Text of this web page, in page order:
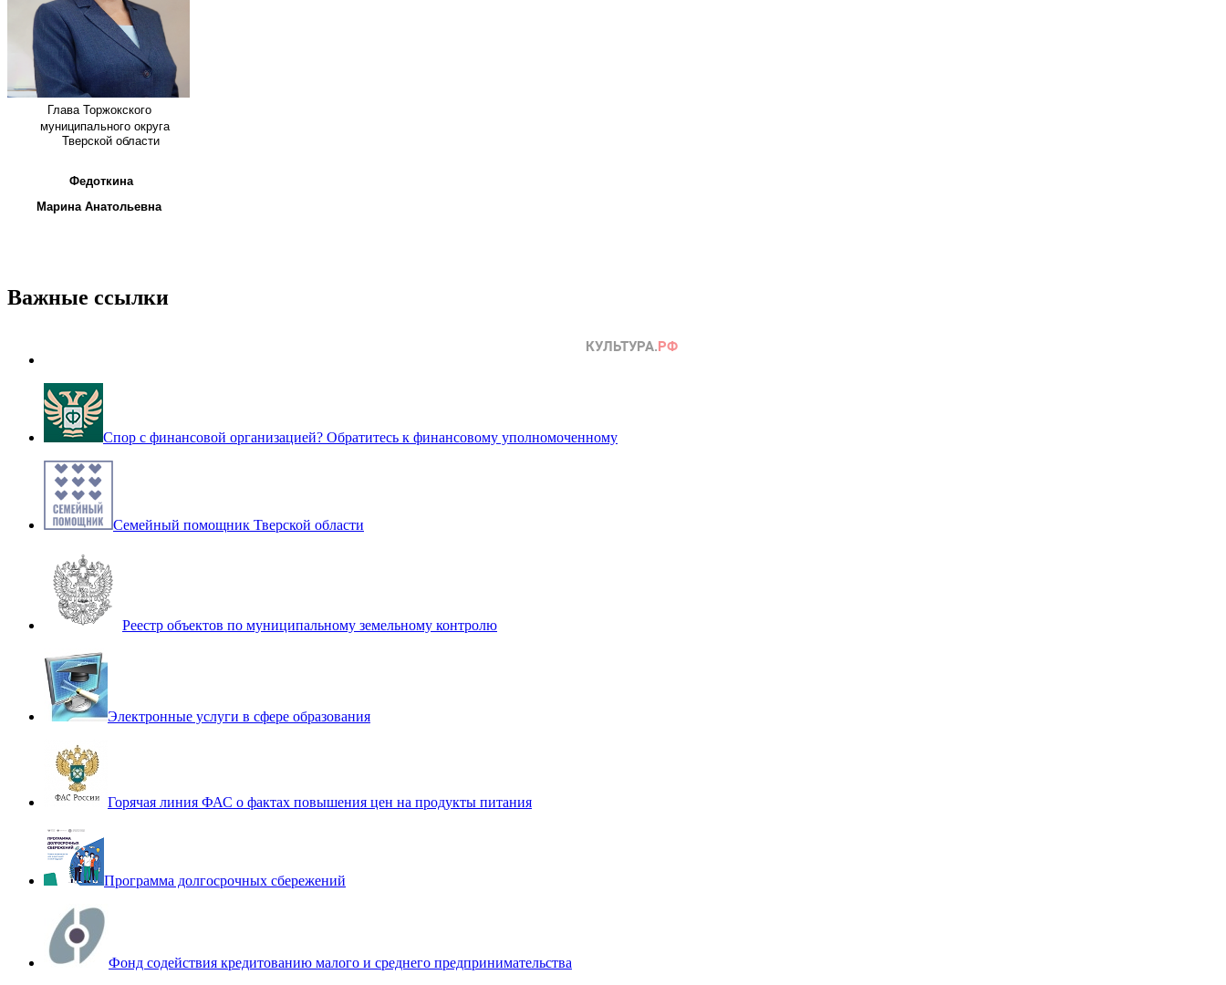
Глава Торжокского
муниципального округа
Тверской области
Федоткина
Марина Анатольевна
Важные ссылки
Спор с финансовой организацией? Обратитесь к финансовому уполномоченному
Семейный помощник Тверской области
Реестр объектов по муниципальному земельному контролю
Электронные услуги в сфере образования
Горячая линия ФАС о фактах повышения цен на продукты питания
Программа долгосрочных сбережений
Фонд содействия кредитованию малого и среднего предпринимательства